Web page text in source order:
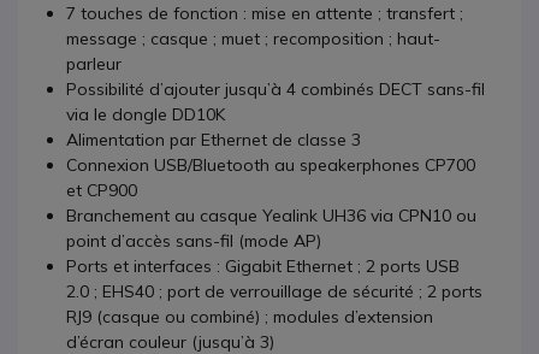
7 touches de fonction : mise en attente ; transfert ;
message ; casque ; muet ; recomposition ; haut-
parleur
Possibilité d’ajouter jusqu’à 4 combinés DECT sans-fil
via le dongle DD10K
Alimentation par Ethernet de classe 3
Connexion USB/Bluetooth au speakerphones CP700
et CP900
Branchement au casque Yealink UH36 via CPN10 ou
point d’accès sans-fil (mode AP)
Ports et interfaces : Gigabit Ethernet ; 2 ports USB
2.0 ; EHS40 ; port de verrouillage de sécurité ; 2 ports
RJ9 (casque ou combiné) ; modules d’extension
d’écran couleur (jusqu’à 3)